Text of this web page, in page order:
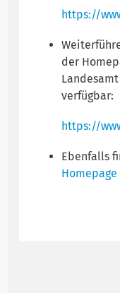
https://
der
verfügbar:
https://
Ebenfalls